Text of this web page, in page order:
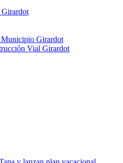
Girardot
Girardot
Vial Girardot